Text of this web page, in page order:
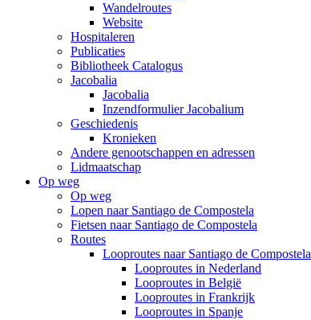
Wandelroutes
Website
Hospitaleren
Publicaties
Bibliotheek Catalogus
Jacobalia
Jacobalia
Inzendformulier Jacobalium
Geschiedenis
Kronieken
Andere genootschappen en adressen
Lidmaatschap
Op weg
Op weg
Lopen naar Santiago de Compostela
Fietsen naar Santiago de Compostela
Routes
Looproutes naar Santiago de Compostela
Looproutes in Nederland
Looproutes in België
Looproutes in Frankrijk
Looproutes in Spanje